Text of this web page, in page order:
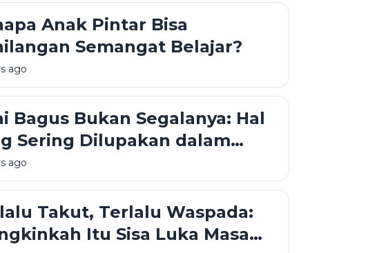
Anak Pintar Bisa
Semangat Belajar?
ago
Bagus Bukan Segalanya: Hal
Sering Dilupakan dalam
ago
Takut, Terlalu Waspada:
Itu Sisa Luka Masa